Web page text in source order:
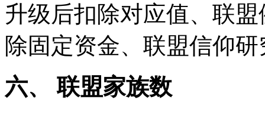
升级后扣除对应值、联
除固定资金、联盟信仰
六、 联盟家族数